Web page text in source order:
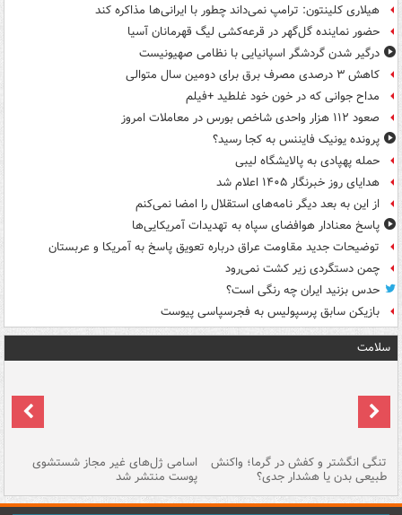
هیلاری کلینتون: ترامپ نمی‌داند چطور با ایرانی‌ها مذاکره کند
حضور نماینده گل‌گهر در قرعه‌کشی لیگ قهرمانان آسیا
درگیر شدن گردشگر اسپانیایی با نظامی صهیونیست
کاهش ۳ درصدی مصرف برق برای دومین سال متوالی
مداح جوانی که در خون خود غلطید +فیلم
صعود ۱۱۲ هزار واحدی شاخص بورس در معاملات امروز
پرونده یونیک فایننس به کجا رسید؟
حمله پهپادی به پالایشگاه لیبی
هدایای روز خبرنگار ۱۴۰۵ اعلام شد
از این به بعد دیگر نامه‌های استقلال را امضا نمی‌کنم
پاسخ معنادار هوافضای سپاه به تهدیدات آمریکایی‌ها
توضیحات جدید مقاومت عراق درباره تعویق پاسخ به آمریکا و عربستان
چمن دستگردی زیر کشت نمی‌رود
حدس بزنید ایران چه رنگی است؟
بازیکن سابق پرسپولیس به فجرسپاسی پیوست
سلامت
تنگی انگشتر و کفش در گرما؛ واکنش
طبیعی بدن یا هشدار جدی؟
اسامی ژل‌های غیر مجاز شستشوی
پوست منتشر شد